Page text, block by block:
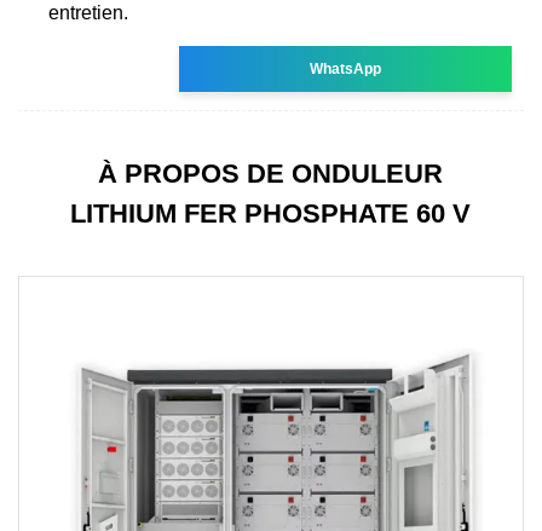
entretien.
WhatsApp
À PROPOS DE ONDULEUR
LITHIUM FER PHOSPHATE 60 V